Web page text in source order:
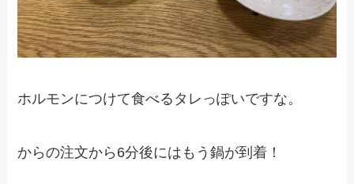
ホルモンにつけて食べるタレっぽいですな。
からの注文から6分後にはもう鍋が到着！